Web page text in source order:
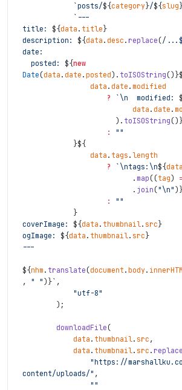
`posts/${category}/${slug
`---
title: ${data . title}
description: ${data . desc . replace(/ ...$
date:
  posted:
${new
Date(data . date . posted) . toISOString() }
data . date . modified
?
` \n
  modified:
data . date .
) . toISOString()
:
""
}${
data . tags . length
?
` \ntags: \n${data
. map((tag)
. join(" \n" )
:
""
}
coverImage: ${data . thumbnail . src}
ogImage: ${data . thumbnail . src}
---
${nhm . translate(document . body.
,
" " ) }` ,
"utf-8"
) ;
downloadFile(
data . thumbnail . src ,
data . thumbnail . src . replace
"https://
content/uploads/" ,
""